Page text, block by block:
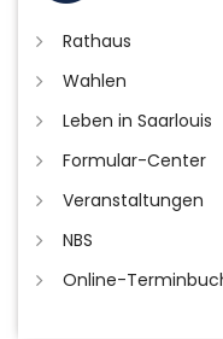
Rathaus
Wahlen
Leben in Saarlouis
Formular-Center
Veranstaltungen
NBS
Online-